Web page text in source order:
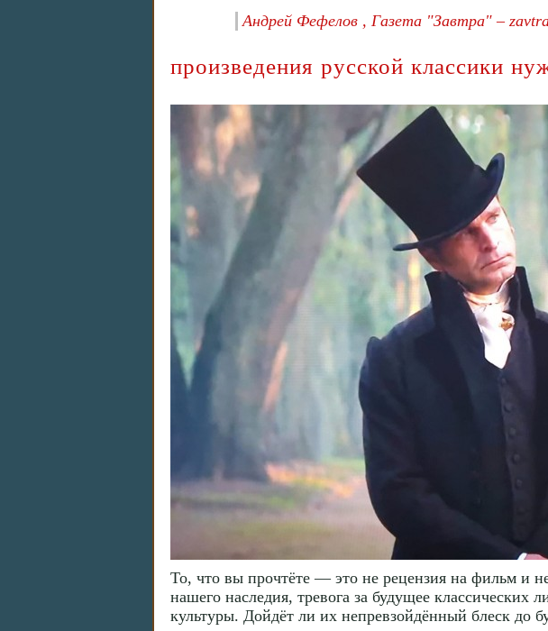
Андрей Фефелов , Газета "Завтра" –
произведения русской классики
То, что вы прочтёте — это не рецензия на фильм и
нашего наследия, тревога за будущее
культуры. Дойдёт ли их непревзойдённый блеск до